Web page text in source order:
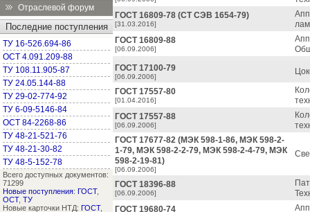
Отраслевой форум
Последние поступления
ТУ 16-526.694-86
ОСТ 4.091.209-88
ТУ 108.11.905-87
ТУ 24.05.144-88
ТУ 29-02-774-92
ТУ 6-09-5146-84
ОСТ 84-2268-86
ТУ 48-21-521-76
ТУ 48-21-30-82
ТУ 48-5-152-78
Всего доступных документов:
71299
Новые поступления: ГОСТ,
ОСТ, ТУ
Новые карточки НТД: ГОСТ,
ГОСТ 16809-78 (СТ СЭВ 1654-79)
[31.03.2016]
ГОСТ 16809-88
[06.09.2006]
ГОСТ 17100-79
[06.09.2006]
ГОСТ 17557-80
[01.04.2016]
ГОСТ 17557-88
[06.09.2006]
ГОСТ 17677-82 (МЭК 598-1-86, МЭК 598-2-
1-79, МЭК 598-2-2-79, МЭК 598-2-4-79, МЭК
598-2-19-81)
[06.09.2006]
ГОСТ 18396-88
[06.09.2006]
ГОСТ 19680-74